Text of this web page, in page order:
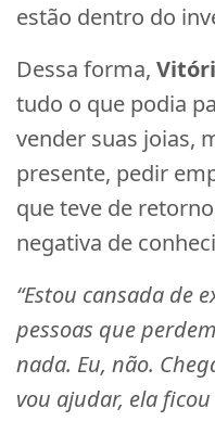
estão dentro do
Dessa forma,
tudo o que podia
vender suas joias,
presente, pedir
que teve de
negativa de
“Estou cansada de
pessoas que
nada. Eu, não.
vou ajudar, ela